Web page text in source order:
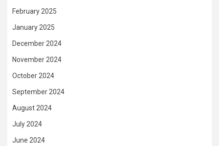
February 2025
January 2025
December 2024
November 2024
October 2024
September 2024
August 2024
July 2024
June 2024